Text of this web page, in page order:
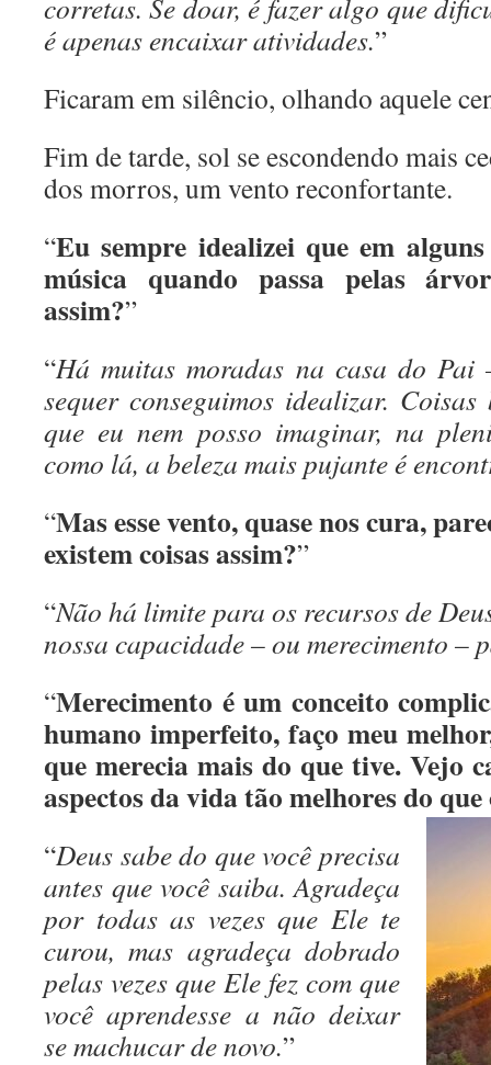
corretas. Se doar, é fazer algo que
é apenas encaixar atividades.”
Ficaram em silêncio, olhando aquele
Fim de tarde, sol se escondendo mais
dos morros, um vento reconfortante.
“Eu sempre idealizei que em
música quando passa pelas
assim?”
“Há muitas moradas na casa do Pai
sequer conseguimos idealizar.
que eu nem posso imaginar, na
como lá, a beleza mais pujante é
“Mas esse vento, quase nos cura,
existem coisas assim?”
“Não há limite para os recursos de
nossa capacidade – ou merecimento –
“Merecimento é um conceito
humano imperfeito, faço meu
que merecia mais do que tive. Vejo
aspectos da vida tão melhores do
“Deus sabe do que você precisa
antes que você saiba. Agradeça
por todas as vezes que Ele te
curou, mas agradeça dobrado
pelas vezes que Ele fez com que
você aprendesse a não deixar
se machucar de novo.”